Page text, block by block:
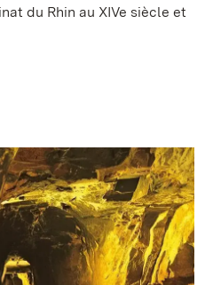
du Rhin au XIVe siècle et